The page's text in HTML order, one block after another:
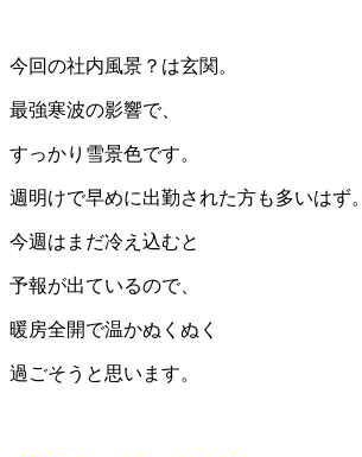
今回の社内風景？は玄関。
最強寒波の影響で、
すっかり雪景色です。
週明けで早めに出勤された方も多いはず。
今週はまだ冷え込むと
予報が出ているので、
暖房全開で温かぬくぬく
過ごそうと思います。